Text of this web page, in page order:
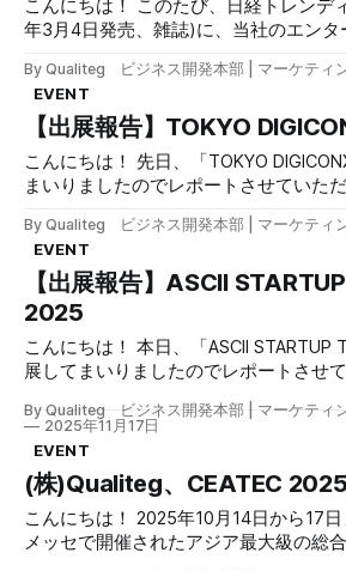
トを組み立て、何をどの順番で進める
ます
ロダクト「Bestllam®」に新搭載された
と、AIセキュリティソリューション「
モを、2日間にわたってお届けしました。 ブース番号は
16。展示ホール7・8の一角に、今回も
こんにちは！ このたび、日経トレンディ 2026年4月号(2026
年3月4日発売、雑誌)に、当社のエンタ
レンディ(雑誌)は全国の書店・コンビ
買い求めいただけますので、お手に取
さいませ。 Bestllam とは？ Bestllam は、「チャットで指示
するだけ。仕事が終わっている。」を
た、エンタープライズ向けの統合型AI
す。 主な特長 20種類以上のLLMを、契約一本で OpenAI
GPT、Anthropic Claude、Google
DeepSeek、Qwen、Llama など商用・
せて20種類以上のLLMを1つの契約で利
バイダと個別に契約を結ぶ手間が不要にな
LLMに同時質問して、最適な答えを選択
LLMに一括投げかけ、回答を比較・検
の得意・不得意を活かすことで、重要
By Qualiteg ビジネス開発本部 | マーケティ
EVENT
【出展報告】TOKYO
こんにちは！ 先日、「TOKYO DIGICONX 2026」に出展して
まいりましたのでレポートさせていただきま
（木）～10日（土）に東京ビッグサイ
催された、XR・メタバース・AI・
展示会です。 正式名称は「第3回 TOKYO XR・メタバース＆
コンテンツビジネスワールド」で、東京
タバース等産業展実行委員会が主催しています
のスタートアップや企業が出展し、ビ
日）とパブリックデイ（10日）の3日間
バース・AI分野の最前線を体感できるイ
た。 冬の東京ビッグサイト 新年明けて間もない1月の東京ビ
ッグサイト。お正月気分もそこそこに
りしました�
By Qualiteg ビジネス開発本部 | マーケティ
EVENT
【出展報告】ASCII
2025
こんにちは！ 本日、「ASCII STARTUP
展してまいりましたのでレポートさせ
2025は、2025年11月17日（月）に東京
クホール&カンファレンスで開催された
スタートアップのエコシステム構築を
流・カンファレンスイベントです。 秋の展示会は本当にい
いですね 本日はとてもよいお天気で、涼しくて、展示会に
はピッタリの気候で朝からルンルンで
By Qualiteg ビジネス開発本部 | マーケティ
2025年11月17日
EVENT
(株)Qualiteg、CEATEC
こんにちは！ 2025年10月14日から17日までの4日間、幕張
メッセで開催されたアジア最大級の総